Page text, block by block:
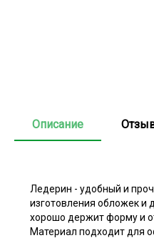
Описание
Ледерин - удобный и
изготовления обложек и
хорошо держит форму и
Материал подходит для